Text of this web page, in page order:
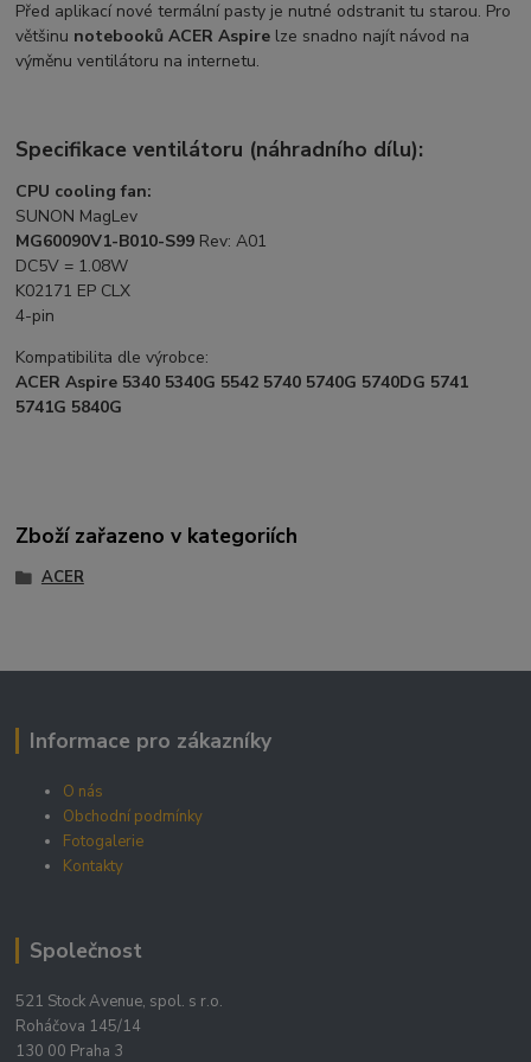
Před aplikací nové termální pasty je nutné odstranit tu starou. Pro
většinu notebooků ACER Aspire lze snadno najít návod na
výměnu ventilátoru na internetu.
Specifikace ventilátoru (náhradního dílu):
CPU cooling fan:
SUNON MagLev
MG60090V1-B010-S99 Rev: A01
DC5V = 1.08W
K02171 EP CLX
4-pin
Kompatibilita dle výrobce:
ACER Aspire 5340 5340G 5542 5740 5740G 5740DG 5741
5741G 5840G
Zboží zařazeno v kategoriích
ACER
Informace pro zákazníky
O nás
Obchodní podmínky
Fotogalerie
Kontakty
Společnost
521 Stock Avenue, spol. s r.o.
Roháčova 145/14
130 00 Praha 3